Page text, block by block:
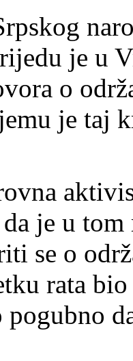
je u
o
je taj
je u
se o
rata